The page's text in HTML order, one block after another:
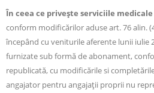
În ceea ce priveşte serviciile
conform modificărilor aduse art. 76 alin.
începând cu veniturile aferente lunii iulie
furnizate sub formă de abonament,
republicată, cu modificările si
angajator pentru angajaţii proprii nu